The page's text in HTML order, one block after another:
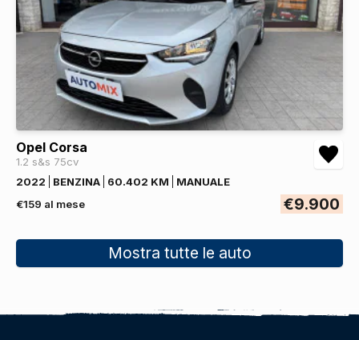
Opel Corsa
1.2 s&s 75cv
2022
BENZINA 60.402 KM
MANUALE
€159 al mese
€9.900
Mostra tutte le auto